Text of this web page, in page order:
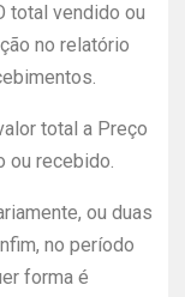
total vendido ou
no relatório
total a Preço
ou recebido.
ou duas
no período
forma é